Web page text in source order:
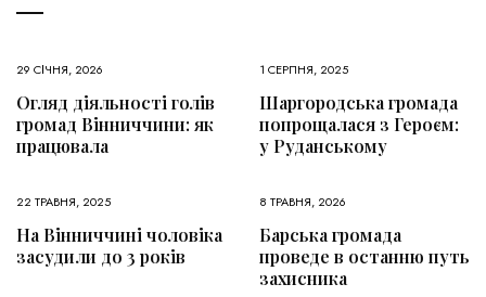
29 СІЧНЯ, 2026
Огляд діяльності голів
громад Вінниччини: як
працювала
1 СЕРПНЯ, 2025
Шаргородська громада
попрощалася з Героєм:
у Руданському
22 ТРАВНЯ, 2025
На Вінниччині чоловіка
засудили до 3 років
8 ТРАВНЯ, 2026
Барська громада
проведе в останню путь
захисника